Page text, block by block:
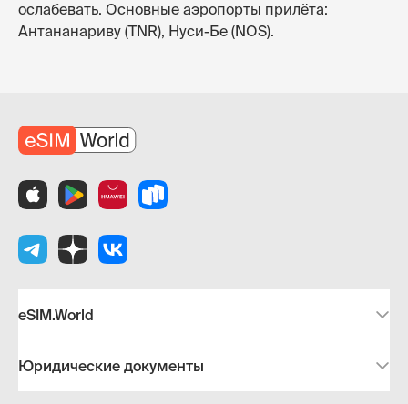
ослабевать. Основные аэропорты прилёта:
Антананариву (TNR), Нуси-Бе (NOS).
eSIM.World
Юридические документы